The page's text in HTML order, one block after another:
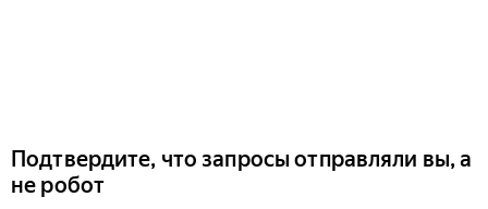
Подтвердите, что запросы отправляли вы, а
не робот